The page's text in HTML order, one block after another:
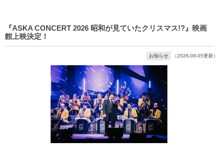
『ASKA CONCERT 2026 昭和が見ていたクリスマス!?』映画
館上映決定！
お知らせ （2026-08-05更新）